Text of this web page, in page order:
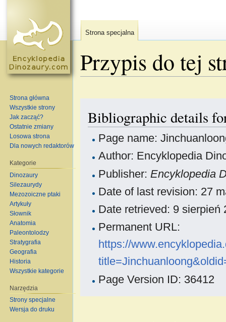
Przypis do tej
Bibliographic details
Page name:
Author: Encyklopedia
Publisher: Encyklopedia
Date of last revision: 27
Date retrieved: 9 sierpień
Permanent URL:
https://
Page Version ID: 36412
Strona specjalna
Strona główna
Wszystkie strony
Jak zacząć?
Ostatnie zmiany
Losowa strona
Dla nowych redaktorów
Kategorie
Dinozaury
Silezaurydy
Mezozoiczne ptaki
Artykuły
Słownik
Anatomia
Paleontolodzy
Stratygrafia
Geografia
Historia
Wszystkie kategorie
Narzędzia
Strony specjalne
Wersja do druku